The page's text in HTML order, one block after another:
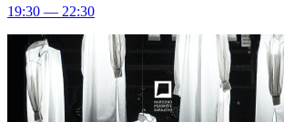
19:30 — 22:30